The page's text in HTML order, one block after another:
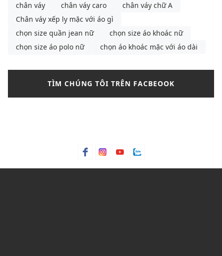
chân váy
chân váy caro
chân váy chữ A
Chân váy xếp ly mặc với áo gì
chọn size quần jean nữ
chọn size áo khoác nữ
chọn size áo polo nữ
chọn áo khoác mặc với áo dài
cách chọn size áo polo nữ
cách phối chân váy xếp ly dài
cách phối áo croptop cho nữ
cách phối áo polo nữ
TÌM CHÚNG TÔI TRÊN FACBEOOK